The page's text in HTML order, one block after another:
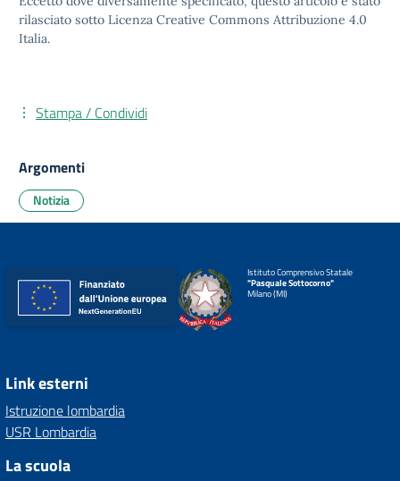
rilasciato sotto Licenza Creative Commons Attribuzione 4.0
Italia.
Stampa / Condividi
Argomenti
Notizia
Istituto Comprensivo Statale
"Pasquale Sottocorno"
Milano (MI)
Link esterni
Istruzione lombardia
USR Lombardia
La scuola